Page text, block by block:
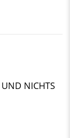
UND NICHTS